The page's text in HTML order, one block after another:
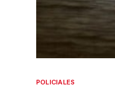
POLICIALES